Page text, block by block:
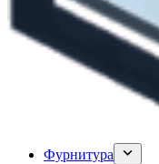
Фурнитура